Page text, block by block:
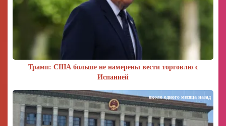
Трамп: США больше не намерены вести торговлю с
Испанией
около одного месяца назад